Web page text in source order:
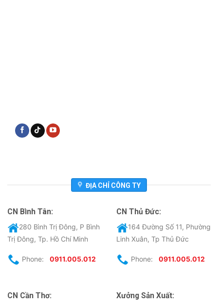
ĐỊA CHỈ CÔNG TY
CN Bình Tân:
280 Bình Trị Đông, P Bình
Trị Đông, Tp. Hồ Chí Minh
Phone: 0911.005.012
CN Thủ Đức:
164 Đường Số 11, Phường
Linh Xuân, Tp Thủ Đức
Phone: 0911.005.012
CN Cần Thơ: Xưởng Sản Xuất: